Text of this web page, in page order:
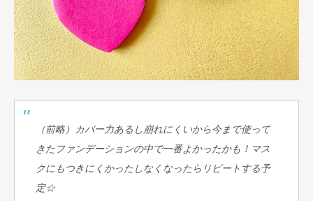
（前略）カバー力あるし崩れにくいから今まで使って
きたファンデーションの中で一番よかったかも！マス
クにもつきにくかったしなくなったらリピートする予
定☆